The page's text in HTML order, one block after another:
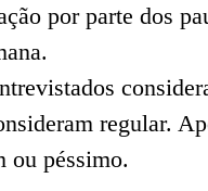
por parte dos
regular.
ou péssimo.